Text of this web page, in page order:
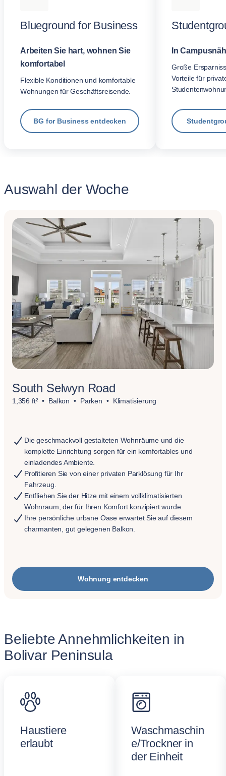
Blueground for Business
Arbeiten Sie hart, wohnen Sie
komfortabel
Flexible Konditionen und komfortable
Wohnungen für Geschäftsreisende.
BG for Business entdecken
In
Große
Vorteile für
Auswahl der Woche
South Selwyn Road
1,356 ft² Balkon Parken Klimatisierung
Die geschmackvoll gestalteten Wohnräume und die
komplette Einrichtung sorgen für ein komfortables und
einladendes Ambiente.
Profitieren Sie von einer privaten Parklösung für Ihr
Fahrzeug.
Entfliehen Sie der Hitze mit einem vollklimatisierten
Wohnraum, der für Ihren Komfort konzipiert wurde.
Ihre persönliche urbane Oase erwartet Sie auf diesem
charmanten, gut gelegenen Balkon.
Wohnung entdecken
Beliebte Annehmlichkeiten in
Bolivar Peninsula
Haustiere
erlaubt
Waschmaschin
e/Trockner in
der Einheit